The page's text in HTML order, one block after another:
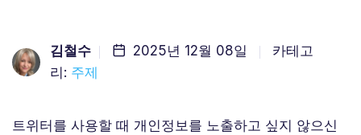
김철수 2025년 12월 08일
카테고
리: 주제
트위터를 사용할 때 개인정보를 노출하고 싶지 않으신